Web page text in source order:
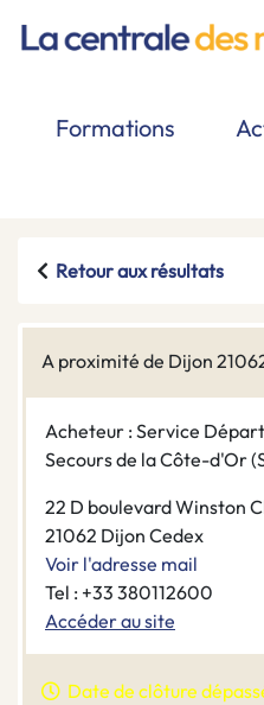
Formations
Retour aux résultats
A proximité de Dijon
Acheteur : Service
Secours de la Côte-d'Or
22 D boulevard Winston
21062 Dijon Cedex
Voir l'adresse mail
Tel : +33 380112600
Accéder au site
Date de clôture